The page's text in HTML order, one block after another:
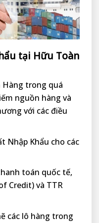
tại Hữu Toàn
Hàng trong quá
nguồn hàng và
với các điều
Nhập Khẩu cho các
toán quốc tế,
Credit) và TTR
các lô hàng trong